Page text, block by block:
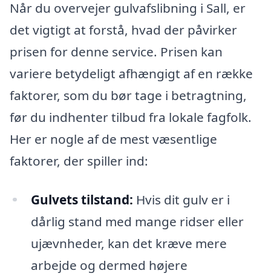
Når du overvejer gulvafslibning i Sall, er
det vigtigt at forstå, hvad der påvirker
prisen for denne service. Prisen kan
variere betydeligt afhængigt af en række
faktorer, som du bør tage i betragtning,
før du indhenter tilbud fra lokale fagfolk.
Her er nogle af de mest væsentlige
faktorer, der spiller ind:
Gulvets tilstand: Hvis dit gulv er i
dårlig stand med mange ridser eller
ujævnheder, kan det kræve mere
arbejde og dermed højere